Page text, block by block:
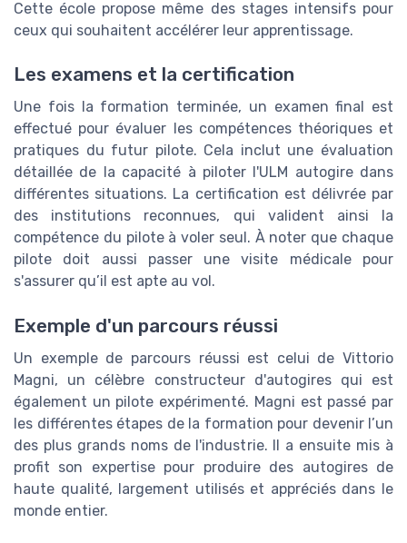
Cette école propose même des stages intensifs pour
ceux qui souhaitent accélérer leur apprentissage.
Les examens et la certification
Une fois la formation terminée, un examen final est
effectué pour évaluer les compétences théoriques et
pratiques du futur pilote. Cela inclut une évaluation
détaillée de la capacité à piloter l'ULM autogire dans
différentes situations. La certification est délivrée par
des institutions reconnues, qui valident ainsi la
compétence du pilote à voler seul. À noter que chaque
pilote doit aussi passer une visite médicale pour
s'assurer qu’il est apte au vol.
Exemple d'un parcours réussi
Un exemple de parcours réussi est celui de Vittorio
Magni, un célèbre constructeur d'autogires qui est
également un pilote expérimenté. Magni est passé par
les différentes étapes de la formation pour devenir l’un
des plus grands noms de l'industrie. Il a ensuite mis à
profit son expertise pour produire des autogires de
haute qualité, largement utilisés et appréciés dans le
monde entier.